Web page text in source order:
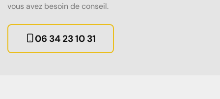
vous avez besoin de conseil.
06 34 23 10 31